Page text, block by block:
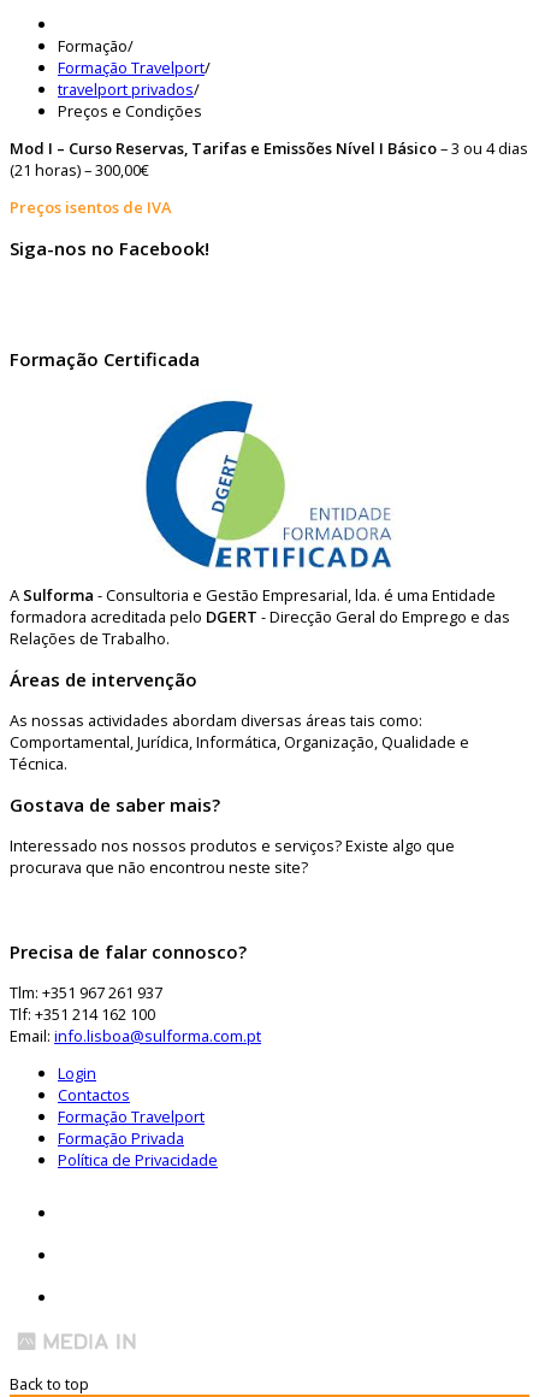
Formação/
Formação Travelport/
travelport privados/
Preços e Condições
Mod I – Curso Reservas, Tarifas e Emissões Nível I Básico– 3 ou 4 dias
(21 horas) – 300,00€
Preços isentos de IVA
Siga-nos no Facebook!
Formação Certificada
A Sulforma - Consultoria e Gestão Empresarial, lda. é uma Entidade
formadora acreditada pelo DGERT - Direcção Geral do Emprego e das
Relações de Trabalho.
Áreas de intervenção
As nossas actividades abordam diversas áreas tais como:
Comportamental, Jurídica, Informática, Organização, Qualidade e
Técnica.
Gostava de saber mais?
Interessado nos nossos produtos e serviços? Existe algo que
procurava que não encontrou neste site?
Precisa de falar connosco?
Tlm: +351 967 261 937
Tlf: +351 214 162 100
Email: info.lisboa@sulforma.com.pt
Login
Contactos
Formação Travelport
Formação Privada
Política de Privacidade
Back to top